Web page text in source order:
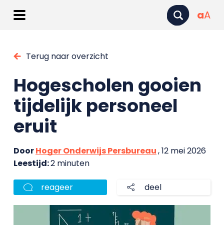
aA
Terug naar overzicht
Hogescholen gooien
tijdelijk personeel
eruit
DoorHoger Onderwijs Persbureau, 12 mei 2026
Leestijd:2 minuten
reageer deel